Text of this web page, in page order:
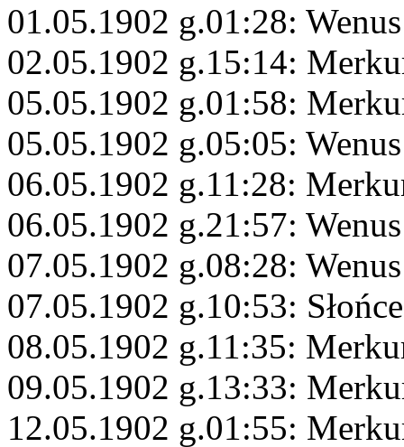
01.05.1902 g.01:28:
02.05.1902 g.15:14:
05.05.1902 g.01:58:
05.05.1902 g.05:05:
06.05.1902 g.11:28:
06.05.1902 g.21:57:
07.05.1902 g.08:28:
07.05.1902 g.10:53:
08.05.1902 g.11:35:
09.05.1902 g.13:33:
12.05.1902 g.01:55: